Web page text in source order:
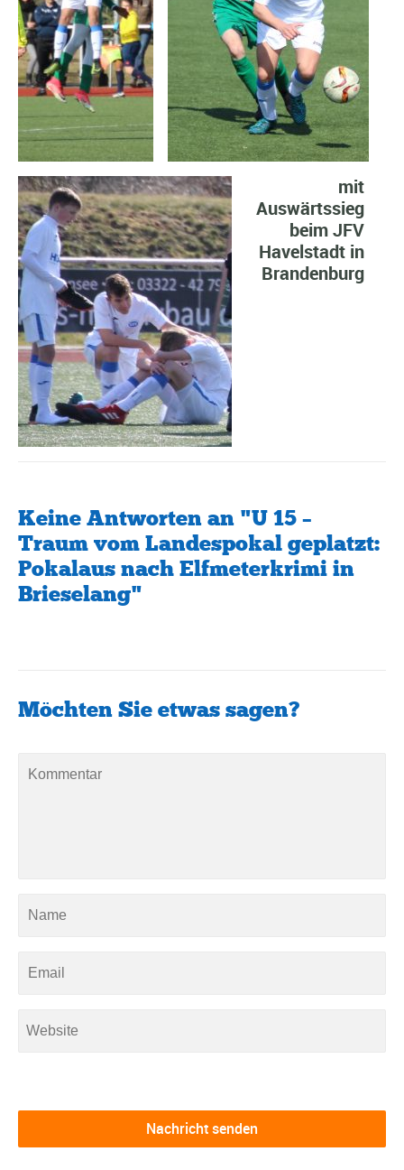
mit
Auswärtssieg
beim JFV
Havelstadt in
Brandenburg
Keine Antworten an "U 15 –
Traum vom Landespokal geplatzt:
Pokalaus nach Elfmeterkrimi in
Brieselang"
Möchten Sie etwas sagen?